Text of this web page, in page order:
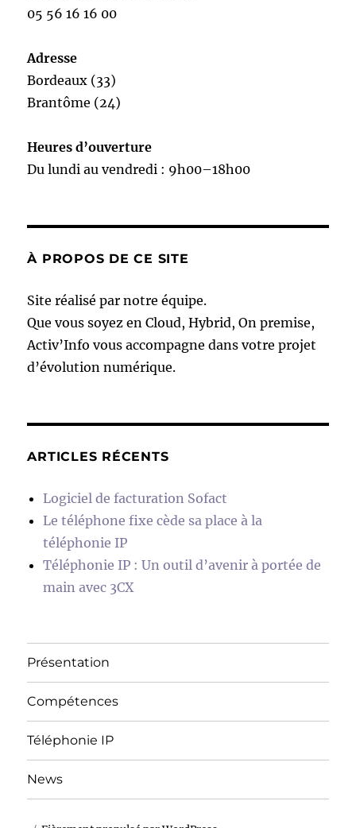
05 56 16 16 00
Adresse
Bordeaux (33)
Brantôme (24)
Heures d’ouverture
Du lundi au vendredi : 9h00–18h00
À PROPOS DE CE SITE
Site réalisé par notre équipe.
Que vous soyez en Cloud, Hybrid, On premise,
Activ’Info vous accompagne dans votre projet
d’évolution numérique.
ARTICLES RÉCENTS
Logiciel de facturation Sofact
Le téléphone fixe cède sa place à la
téléphonie IP
Téléphonie IP : Un outil d’avenir à portée de
main avec 3CX
Présentation
Compétences
Téléphonie IP
News